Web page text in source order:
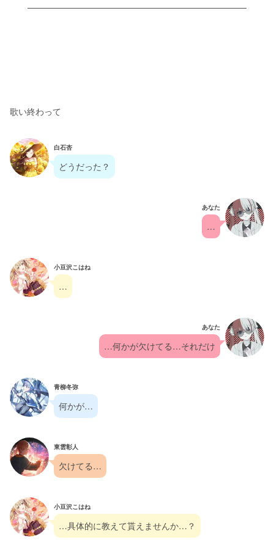
歌い終わって
白石杏
どうだった？
あなた
…
小豆沢こはね
…
あなた
…何かが欠けてる…それだけ
青柳冬弥
何かが…
東雲彰人
欠けてる…
小豆沢こはね
…具体的に教えて貰えませんか…？